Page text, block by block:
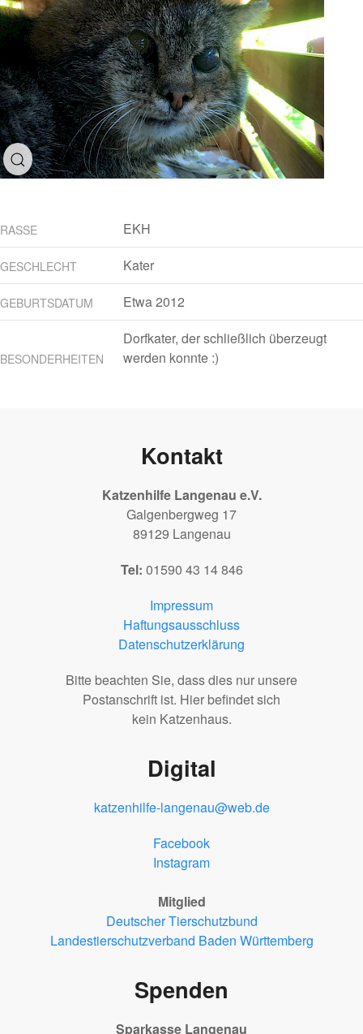
RASSE EKH
GESCHLECHT Kater
GEBURTSDATUM Etwa 2012
BESONDERHEITEN
Dorfkater, der schließlich überzeugt
werden konnte :)
Kontakt
Katzenhilfe Langenau e.V.
Galgenbergweg 17
89129 Langenau
Tel: 01590 43 14 846
Impressum
Haftungsausschluss
Datenschutzerklärung
Bitte beachten Sie, dass dies nur unsere
Postanschrift ist. Hier befindet sich
kein Katzenhaus.
Digital
katzenhilfe-langenau@web.de
Facebook
Instagram
Mitglied
Deutscher Tierschutzbund
Landestierschutzverband Baden Württemberg
Spenden
Sparkasse Langenau